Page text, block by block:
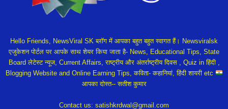
Hello Friends, NewsViral SK ब्लॉग में आपका बहुत बहुत स्वागत हैं। Newsviralsk
एजुकेशन पोर्टल पर आपके साथ शेयर किया जाता है- News, Educational Tips, State
Board लेटेस्ट न्यूज, Current Affairs, राष्ट्रीय और अंतर्राष्ट्रीय दिवस , Quiz in हिंदी ,
Blogging Website and Online Earning Tips, कविता- कहानियां, हिंदी शायरी etc
आपका दोस्त-- सतीश कुमार
Contact us: satishkrdwal@gmail.com